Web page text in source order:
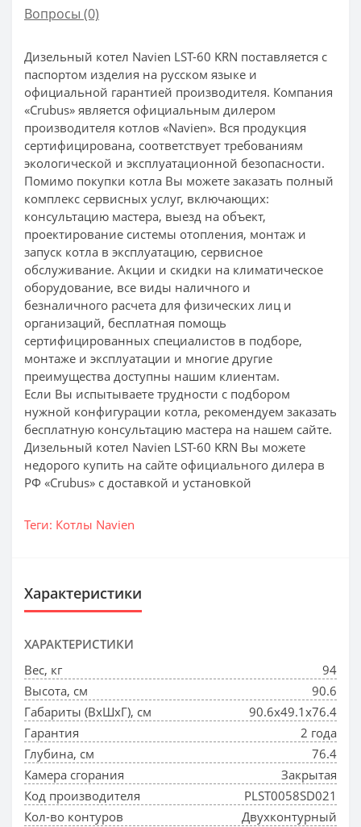
Вопросы (0)
Дизельный котел Navien LST-60 KRN поставляется с
паспортом изделия на русском языке и
официальной гарантией производителя. Компания
«Crubus» является официальным дилером
производителя котлов «Navien». Вся продукция
сертифицирована, соответствует требованиям
экологической и эксплуатационной безопасности.
Помимо покупки котла Вы можете заказать полный
комплекс сервисных услуг, включающих:
консультацию мастера, выезд на объект,
проектирование системы отопления, монтаж и
запуск котла в эксплуатацию, сервисное
обслуживание. Акции и скидки на климатическое
оборудование, все виды наличного и
безналичного расчета для физических лиц и
организаций, бесплатная помощь
сертифицированных специалистов в подборе,
монтаже и эксплуатации и многие другие
преимущества доступны нашим клиентам.
Если Вы испытываете трудности с подбором
нужной конфигурации котла, рекомендуем заказать
бесплатную консультацию мастера на нашем сайте.
Дизельный котел Navien LST-60 KRN Вы можете
недорого купить на сайте официального дилера в
РФ «Crubus» с доставкой и установкой
Теги: Котлы Navien
Характеристики
ХАРАКТЕРИСТИКИ
Вес, кг
94
Высота, см
90.6
Габариты (ВхШхГ), см
90.6х49.1х76.4
Гарантия
2 года
Глубина, см
76.4
Камера сгорания
Закрытая
Код производителя
PLST0058SD021
Кол-во контуров
Двухконтурный